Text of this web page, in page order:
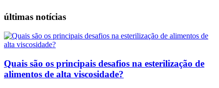
últimas notícias
Quais são os principais desafios na esterilização de
alimentos de alta viscosidade?